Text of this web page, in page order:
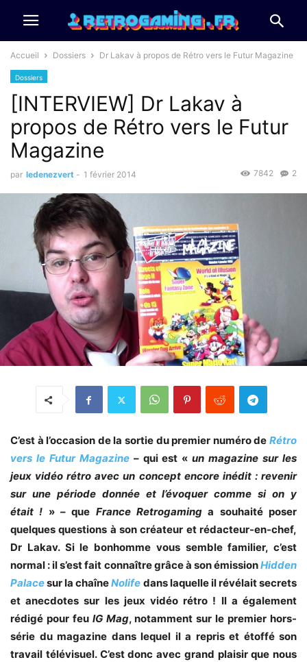
Accueil Dossiers Dr Lakav à propos de Rétro vers le Futur Magazine
Dossiers
[INTERVIEW] Dr Lakav à
propos de Rétro vers le Futur
Magazine
par ledenezvert - 1 février 2014 2
7842
C’est à l’occasion de la sortie du premier numéro de Rétro
vers le Futur Magazine– qui est «un magazine sur les
jeux vidéo rétro avec un concept encore inédit : revenir
sur une période donnée et l’évoquer comme si on y
était ! » – que France Retrogaming a souhaité poser
quelques questions à son créateur et rédacteur-en-chef,
Dr Lakav. Si le bonhomme vous semble familier, c’est
normal : il s’est fait connaître grâce à son émissionHidden
Palacesur la chaîneNolife dans laquelle il révélait secrets
et anecdotes sur les jeux vidéo rétro ! Il a également
rédigé pour feu IG Mag, notamment sur le premier hors-
série du magazine dans lequel il a repris et étoffé son
travail télévisuel. C’est donc avec grand plaisir que nous